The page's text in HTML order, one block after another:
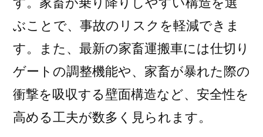
ぶことで、事故のリスクを軽減できま
す。また、最新の家畜運搬車には仕切り
ゲートの調整機能や、家畜が暴れた際の
衝撃を吸収する壁面構造など、安全性を
高める工夫が数多く見られます。